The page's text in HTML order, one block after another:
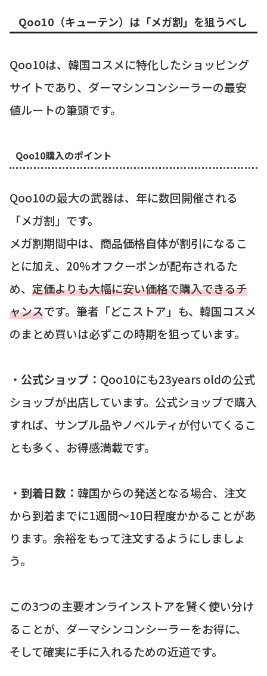
Qoo10（キューテン）は「メガ割」を狙うべし
Qoo10は、韓国コスメに特化したショッピング
サイトであり、ダーマシンコンシーラーの最安
値ルートの筆頭です。
Qoo10購入のポイント
Qoo10の最大の武器は、年に数回開催される
「メガ割」です。
メガ割期間中は、商品価格自体が割引になるこ
とに加え、20%オフクーポンが配布されるた
め、 定価よりも大幅に安い価格で購入できるチ
ャンスです。筆者「どこストア」も、韓国コスメ
のまとめ買いは必ずこの時期を狙っています。
・ 公式ショップ： Qoo10にも23years oldの公式
ショップが出店しています。公式ショップで購入
すれば、サンプル品やノベルティが付いてくるこ
とも多く、お得感満載です。
・ 到着日数： 韓国からの発送となる場合、注文
から到着までに1週間〜10日程度かかることがあ
ります。余裕をもって注文するようにしましょ
う。
この3つの主要オンラインストアを賢く使い分け
ることが、ダーマシンコンシーラーをお得に、
そして確実に手に入れるための近道です。